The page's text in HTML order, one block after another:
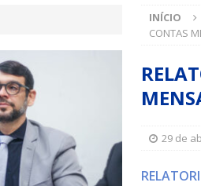
de 2026 ] Vereador Belo Gazineu
I
DESTAQUE
de 2026 ]
Vereador Sérgio Glauber
de 2026 ] Indicação propõe criação do
INÍCIO
CONTAS
29 de